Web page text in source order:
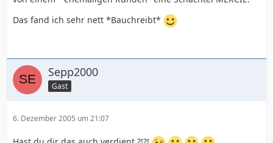
Das fand ich sehr nett *Bauchreibt*
Sepp2000
Gast
6. Dezember 2005 um 21:07